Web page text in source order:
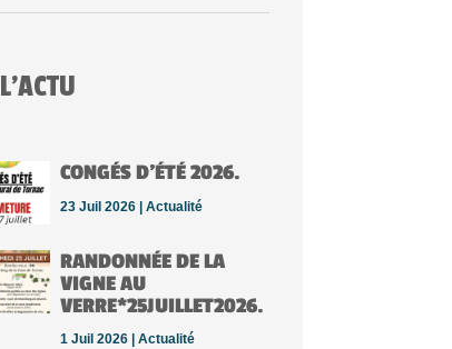
L’ACTU
CONGÉS D’ÉTÉ 2026.
23 Juil 2026 |Actualité
RANDONNÉE DE LA
VIGNE AU
VERRE*25JUILLET2026.
1 Juil 2026 |Actualité